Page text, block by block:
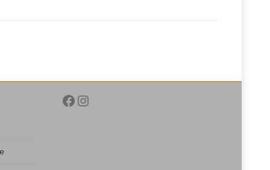
Facebook
Instagram